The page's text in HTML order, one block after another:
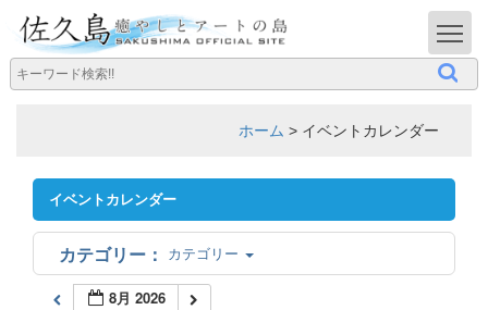
ホーム > イベントカレンダー
イベントカレンダー
カテゴリー
8月 2026